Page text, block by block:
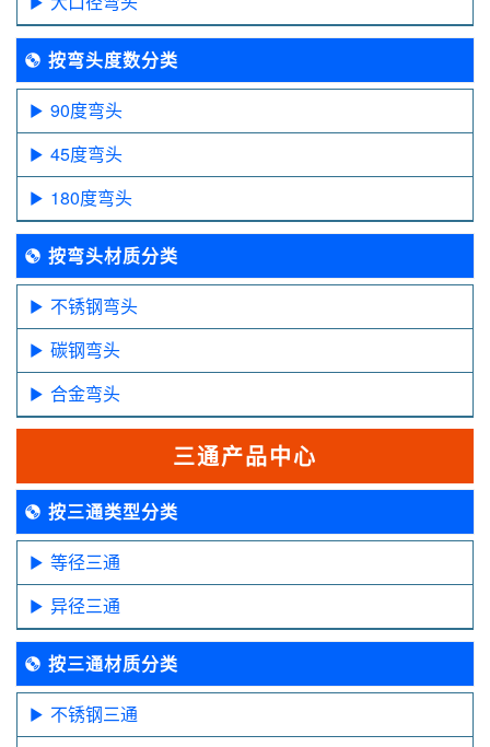
按弯头度数分类
90度弯头
45度弯头
180度弯头
按弯头材质分类
不锈钢弯头
碳钢弯头
合金弯头
三通产品中心
按三通类型分类
等径三通
异径三通
按三通材质分类
不锈钢三通